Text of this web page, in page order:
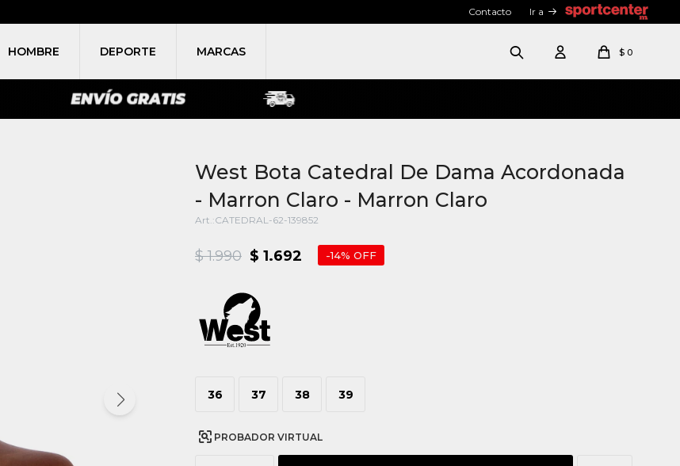
HOMBRE DEPORTE MARCAS $ 0
Contacto Ir a
West Bota Catedral De Dama Acordonada
- Marron Claro - Marron Claro
CATEDRAL-62-139852
$ 1.692
$ 1.990 14
36 37 38 39
PROBADOR VIRTUAL